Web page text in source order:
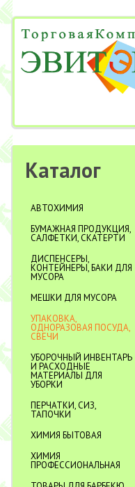
Каталог
АВТОХИМИЯ
БУМАЖНАЯ ПРОДУКЦИЯ,
САЛФЕТКИ, СКАТЕРТИ
ДИСПЕНСЕРЫ,
КОНТЕЙНЕРЫ, БАКИ ДЛЯ
МУСОРА
МЕШКИ ДЛЯ МУСОРА
УПАКОВКА,
ОДНОРАЗОВАЯ ПОСУДА,
СВЕЧИ
УБОРОЧНЫЙ ИНВЕНТАРЬ
И РАСХОДНЫЕ
МАТЕРИАЛЫ ДЛЯ
УБОРКИ
ПЕРЧАТКИ, СИЗ,
ТАПОЧКИ
ХИМИЯ БЫТОВАЯ
ХИМИЯ
ПРОФЕССИОНАЛЬНАЯ